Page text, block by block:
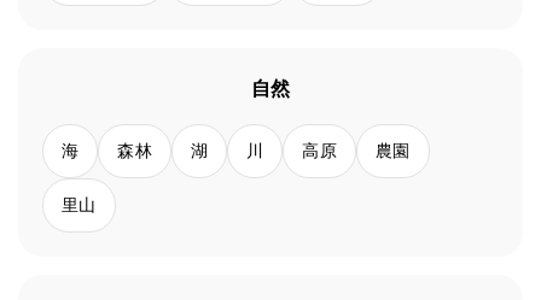
自然
海 森林 湖 川 高原 農園
里山